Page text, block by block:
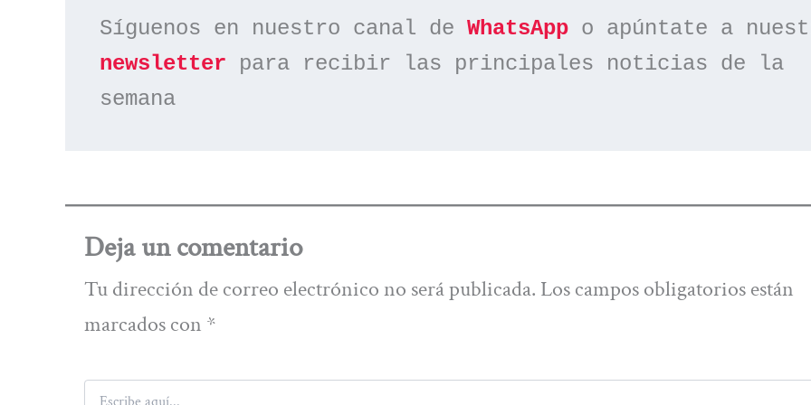
Síguenos en nuestro canal de WhatsApp
newsletter para recibir las principales noticias de la
semana
Deja un comentario
Tu dirección de correo electrónico no será publicada. Los campos obligatorios están
marcados con *
Escribe